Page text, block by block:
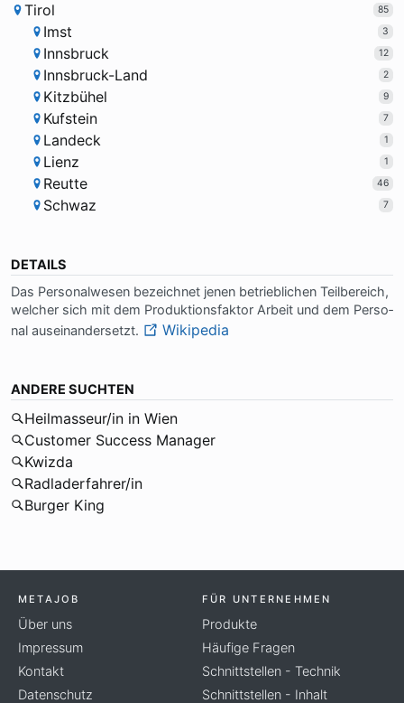
Tirol
85
Imst 3
Innsbruck 12
Innsbruck-Land 2
Kitzbühel 9
Kufstein 7
Landeck 1
Lienz 1
Reutte 46
Schwaz 7
DETAILS
Das Per­so­nal­we­sen be­zeich­net je­nen be­trieb­li­chen Teil­be­reich,
wel­cher sich mit dem Pro­duk­ti­ons­fak­tor Ar­beit und dem Per­so­
nal aus­ein­an­der­setzt.
Wikipedia
ANDERE SUCHTEN
Heilmasseur/in in Wien
Customer Success Manager
Kwizda
Radladerfahrer/in
Burger King
METAJOB
Über uns
Impressum
Kontakt
Datenschutz
FÜR UNTERNEHMEN
Produkte
Häufige Fragen
Schnittstellen - Technik
Schnittstellen - Inhalt